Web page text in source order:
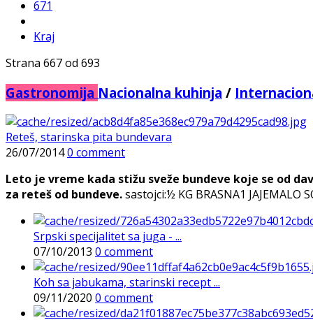
671
Kraj
Strana 667 od 693
Gastronomija Nacionalna kuhinja /
Reteš, starinska pita bundevara
26/07/20140 comment
Leto je vreme kada stižu sveže bundeve koje se od
za reteš od bundeve.sastojci:½ KG BRASNA1
Srpski specijalitet sa juga - ...
07/10/2013 0 comment
Koh sa jabukama, starinski recept ...
09/11/2020 0 comment